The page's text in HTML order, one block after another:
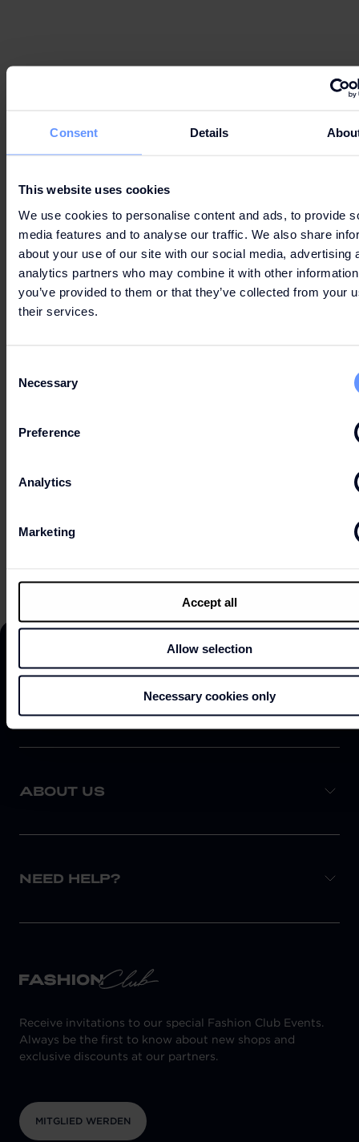
Consent Details
This website uses cookies
We use cookies to personalise content and ads, to provide
media features and to analyse our traffic. We also share
about your use of our site with our social media, advertising
analytics partners who may combine it with other
you’ve provided to them or that they’ve collected from your
their services.
Selection
Necessary
Preference
Analytics
Marketing
Accept all
Allow selection
Necessary cookies only
LET'S GO
SHOPPING
ABOUT US
NEED HELP?
Receive invitations to our special Fashion Club Events.
Always be the first to know about new shops and
exclusive discounts at our partners.
MITGLIED WERDEN